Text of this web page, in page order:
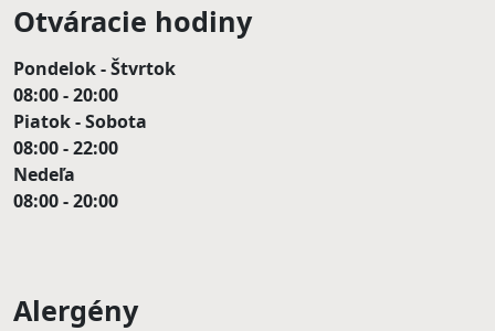
Otváracie hodiny
Pondelok - Štvrtok
08:00 - 20:00
Piatok - Sobota
08:00 - 22:00
Nedeľa
08:00 - 20:00
Alergény